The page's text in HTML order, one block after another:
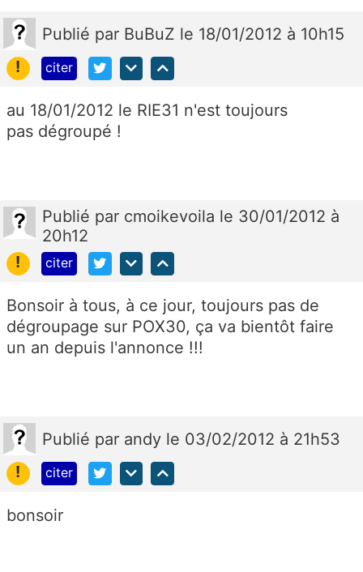
Publié par BuBuZ le 18/01/2012 à 10h15
!
citer
au 18/01/2012 le RIE31 n'est toujours
pas dégroupé !
Publié par cmoikevoila le 30/01/2012 à
20h12
!
citer
Bonsoir à tous, à ce jour, toujours pas de
dégroupage sur POX30, ça va bientôt faire
un an depuis l'annonce !!!
Publié par andy le 03/02/2012 à 21h53
!
citer
bonsoir